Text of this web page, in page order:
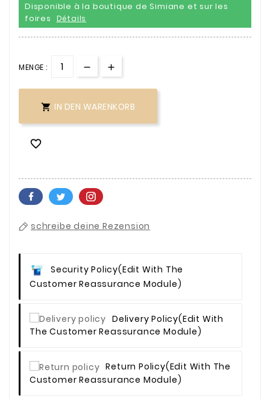
Disponible à la boutique de Simiane et sur les
foires
Détails
MENGE :
 IN DEN WARENKORB

schreibe deine Rezension
Security Policy(edit With The
Customer Reassurance Module)
Delivery Policy(edit With
The Customer Reassurance Module)
Return Policy(edit With The
Customer Reassurance Module)